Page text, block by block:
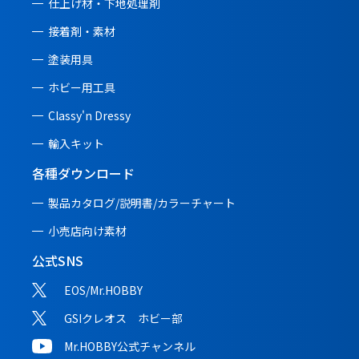
接着剤・素材
塗装用具
ホビー用工具
Classy'n Dressy
輸入キット
各種ダウンロード
製品カタログ/説明書/カラーチャート
小売店向け素材
公式SNS
EOS/Mr.HOBBY
GSIクレオス ホビー部
Mr.HOBBY公式チャンネル